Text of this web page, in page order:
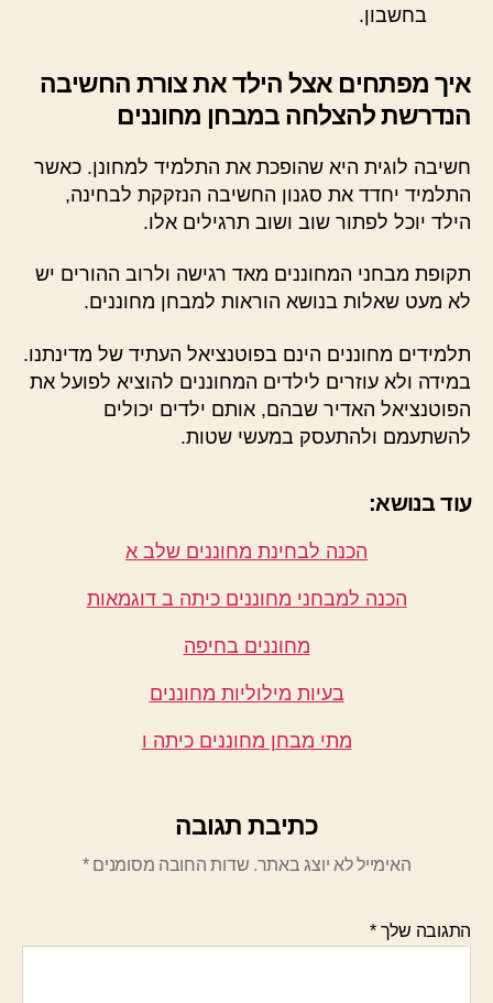
בחשבון.
איך מפתחים אצל הילד את צורת החשיבה
הנדרשת להצלחה במבחן מחוננים
חשיבה לוגית היא שהופכת את התלמיד למחונן. כאשר
התלמיד יחדד את סגנון החשיבה הנזקקת לבחינה,
הילד יוכל לפתור שוב ושוב תרגילים אלו.
תקופת מבחני המחוננים מאד רגישה ולרוב ההורים יש
לא מעט שאלות בנושא הוראות למבחן מחוננים.
תלמידים מחוננים הינם בפוטנציאל העתיד של מדינתנו.
במידה ולא עוזרים לילדים המחוננים להוציא לפועל את
הפוטנציאל האדיר שבהם, אותם ילדים יכולים
להשתעמם ולהתעסק במעשי שטות.
עוד בנושא:
הכנה לבחינת מחוננים שלב א
הכנה למבחני מחוננים כיתה ב דוגמאות
מחוננים בחיפה
בעיות מילוליות מחוננים
מתי מבחן מחוננים כיתה ו
כתיבת תגובה
האימייל לא יוצג באתר. שדות החובה מסומנים*
התגובה שלך*